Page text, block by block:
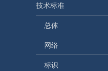
技术标准
总体
网络
标识